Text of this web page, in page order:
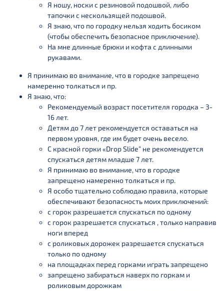
Я ношу, носки с резиновой подошвой, либо
тапочки с нескользящей подошвой.
Я знаю, что по городку нельзя ходить босиком
(чтобы обеспечить безопасное приключение).
На мне длинные брюки и кофта с длинными
рукавами.
Я принимаю во внимание, что в городке запрещено
намеренно толкаться и пр.
Я знаю, что:
Рекомендуемый возраст посетителя городка – 3-
16 лет.
Детям до 7 лет рекомендуется оставаться на
первом уровня, где им будет очень весело.
С красной горки «Drop Slide” не рекомендуется
спускаться детям младше 7 лет.
Я принимаю во внимание, что в городке
запрещено намеренно толкаться и пр.
Я особо тщательно соблюдаю правила, которые
обеспечивают безопасность моих приключений:
с горок разрешается спускаться по одному
с горок разрешается спускаться , только направив
ноги вперед
с роликовых дорожек разрешается спускаться
только по одному
на площадках перед горками играть запрещено
запрещено забираться наверх по горкам и
роликовым дорожкам